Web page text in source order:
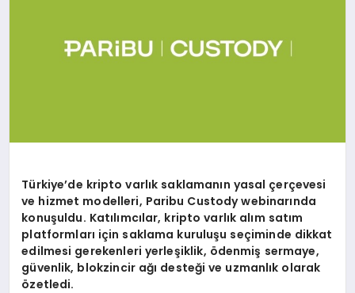
Türkiye’de kripto varlık saklamanın yasal çerçevesi
ve hizmet modelleri, Paribu Custody webinarında
konuşuldu. Katılımcılar, kripto varlık alım satım
platformları için saklama kuruluşu seçiminde dikkat
edilmesi gerekenleri yerleşiklik, ödenmiş sermaye,
güvenlik, blokzincir ağı desteği ve uzmanlık olarak
özetledi.